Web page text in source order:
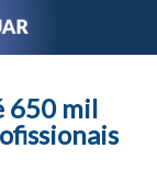
650 mil